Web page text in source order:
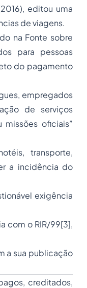
editou uma
de viagens.
na Fonte sobre
para pessoas
do pagamento
empregados
de serviços
missões oficiais”
transporte,
a incidência do
exigência
com o RIR/99[3],
a sua publicação
creditados,